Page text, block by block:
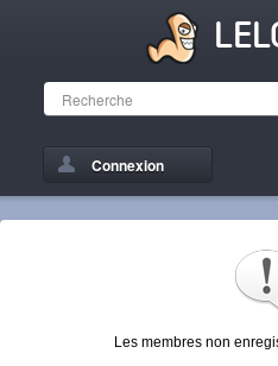
Connexion
Les membres non